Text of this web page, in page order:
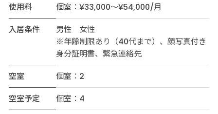
使用料
個室：¥33,000～¥54,000/月
入居条件
男性 女性
※年齢制限あり（40代まで）、顔写真付き
身分証明書、緊急連絡先
空室
個室：2
空室予定
個室：4